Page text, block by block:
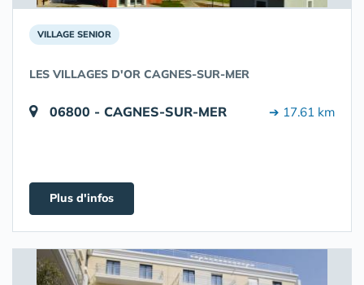
VILLAGE SENIOR
LES VILLAGES D'OR CAGNES-SUR-MER
06800 - CAGNES-SUR-MER ➔ 17.61 km
Plus d'infos